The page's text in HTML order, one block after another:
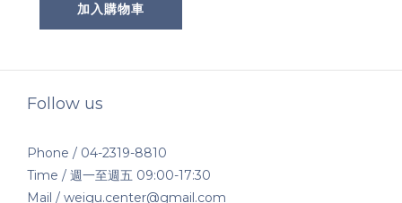
加入購物車
Follow us
Phone / 04-2319-8810
Time / 週一至週五 09:00-17:30
Mail / weigu.center@gmail.com